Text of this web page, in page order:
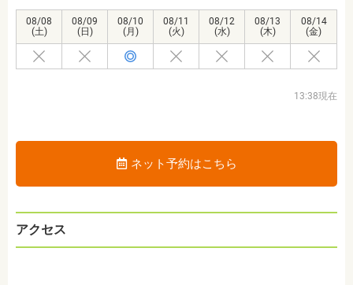
08/08
(土)
08/09
(日)
08/10
(月)
08/11
(火)
08/12
(水)
08/13
(木)
08/14
(金)
13:38現在
ネット予約はこちら
アクセス